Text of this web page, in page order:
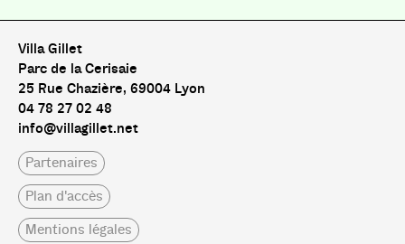
Villa Gillet
Parc de la Cerisaie
25 Rue Chazière, 69004 Lyon
04 78 27 02 48
info@villagillet.net
Partenaires
Plan d'accès
Mentions légales